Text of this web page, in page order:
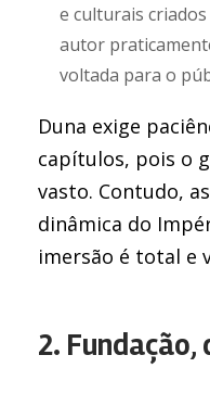
e culturais
autor
voltada para o
Duna exige
capítulos, pois o
vasto. Contudo,
dinâmica do
imersão é total e
2. Fundação,